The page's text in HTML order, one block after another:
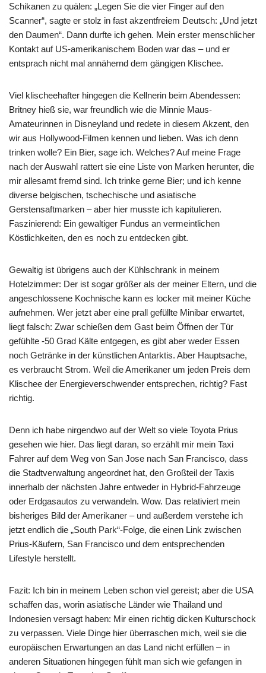
Schikanen zu quälen: „Legen Sie die vier Finger auf den
Scanner“, sagte er stolz in fast akzentfreiem Deutsch: „Und jetzt
den Daumen“. Dann durfte ich gehen. Mein erster menschlicher
Kontakt auf US-amerikanischem Boden war das – und er
entsprach nicht mal annähernd dem gängigen Klischee.
Viel klischeehafter hingegen die Kellnerin beim Abendessen:
Britney hieß sie, war freundlich wie die Minnie Maus-
Amateurinnen in Disneyland und redete in diesem Akzent, den
wir aus Hollywood-Filmen kennen und lieben. Was ich denn
trinken wolle? Ein Bier, sage ich. Welches? Auf meine Frage
nach der Auswahl rattert sie eine Liste von Marken herunter, die
mir allesamt fremd sind. Ich trinke gerne Bier; und ich kenne
diverse belgischen, tschechische und asiatische
Gerstensaftmarken – aber hier musste ich kapitulieren.
Faszinierend: Ein gewaltiger Fundus an vermeintlichen
Köstlichkeiten, den es noch zu entdecken gibt.
Gewaltig ist übrigens auch der Kühlschrank in meinem
Hotelzimmer: Der ist sogar größer als der meiner Eltern, und die
angeschlossene Kochnische kann es locker mit meiner Küche
aufnehmen. Wer jetzt aber eine prall gefüllte Minibar erwartet,
liegt falsch: Zwar schießen dem Gast beim Öffnen der Tür
gefühlte -50 Grad Kälte entgegen, es gibt aber weder Essen
noch Getränke in der künstlichen Antarktis. Aber Hauptsache,
es verbraucht Strom. Weil die Amerikaner um jeden Preis dem
Klischee der Energieverschwender entsprechen, richtig? Fast
richtig.
Denn ich habe nirgendwo auf der Welt so viele Toyota Prius
gesehen wie hier. Das liegt daran, so erzählt mir mein Taxi
Fahrer auf dem Weg von San Jose nach San Francisco, dass
die Stadtverwaltung angeordnet hat, den Großteil der Taxis
innerhalb der nächsten Jahre entweder in Hybrid-Fahrzeuge
oder Erdgasautos zu verwandeln. Wow. Das relativiert mein
bisheriges Bild der Amerikaner – und außerdem verstehe ich
jetzt endlich die „South Park“-Folge, die einen Link zwischen
Prius-Käufern, San Francisco und dem entsprechenden
Lifestyle herstellt.
Fazit: Ich bin in meinem Leben schon viel gereist; aber die USA
schaffen das, worin asiatische Länder wie Thailand und
Indonesien versagt haben: Mir einen richtig dicken Kulturschock
zu verpassen. Viele Dinge hier überraschen mich, weil sie die
europäischen Erwartungen an das Land nicht erfüllen – in
anderen Situationen hingegen fühlt man sich wie gefangen in